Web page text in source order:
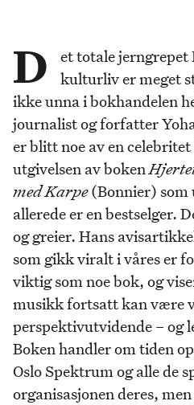
D
et totale jerngrepet
kulturliv er meget
ikke unna i bokhandelen
journalist og forfatter
er blitt noe av en celebritet
utgivelsen av boken
med Karpe(Bonnier) som
allerede er en bestselger.
og greier. Hans
som gikk viralt i våres er
viktig som noe bok, og
musikk fortsatt kan være
perspektivutvidende – og
Boken handler om tiden
Oslo Spektrum og alle de
organisasjonen deres,